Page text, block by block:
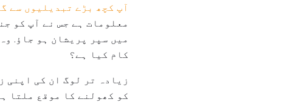
آپ کچھ بڑے تبدیلیوں سے
معلومات ہے جس نے آپ کو
میں سپر پریشان ہو جاؤ.
کام کیا ہے؟
زیادہ تر لوگ ان کی اپنی
کو کھولنے کا موقع ملتا